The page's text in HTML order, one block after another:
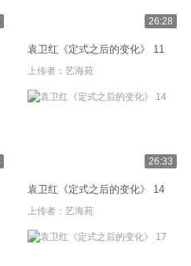
26:28
袁卫红《定式之后的变化》 11
上传者： 艺海苑
26:33
袁卫红《定式之后的变化》 14
上传者： 艺海苑